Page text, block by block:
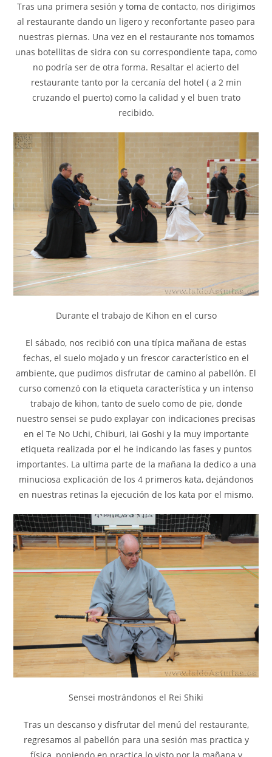
Tras una primera sesión y toma de contacto, nos dirigimos
al restaurante dando un ligero y reconfortante paseo para
nuestras piernas. Una vez en el restaurante nos tomamos
unas botellitas de sidra con su correspondiente tapa, como
no podría ser de otra forma. Resaltar el acierto del
restaurante tanto por la cercanía del hotel ( a 2 min
cruzando el puerto) como la calidad y el buen trato
recibido.
Durante el trabajo de Kihon en el curso
El sábado, nos recibió con una típica mañana de estas
fechas, el suelo mojado y un frescor característico en el
ambiente, que pudimos disfrutar de camino al pabellón. El
curso comenzó con la etiqueta característica y un intenso
trabajo de kihon, tanto de suelo como de pie, donde
nuestro sensei se pudo explayar con indicaciones precisas
en el Te No Uchi, Chiburi, Iai Goshi y la muy importante
etiqueta realizada por el he indicando las fases y puntos
importantes. La ultima parte de la mañana la dedico a una
minuciosa explicación de los 4 primeros kata, dejándonos
en nuestras retinas la ejecución de los kata por el mismo.
Sensei mostrándonos el Rei Shiki
Tras un descanso y disfrutar del menú del restaurante,
regresamos al pabellón para una sesión mas practica y